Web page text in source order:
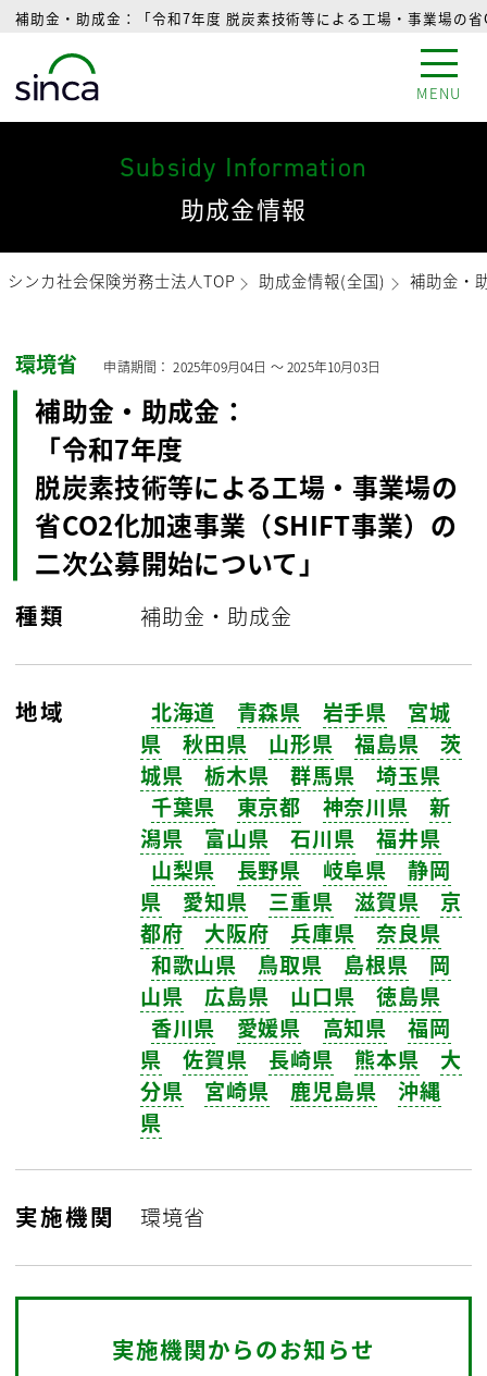
補助金・助成金：「令和7年度 脱炭素技術等による工場・事業場の
MENU
Subsidy Information
助成金情報
シンカ社会保険労務士法人TOP 助成金情報(全国) 補助金・
環境省 申請期間：2025年09月04日 〜2025年10月03日
補助金・助成金：
「令和7年度
脱炭素技術等による工場・事業場の
省CO2化加速事業（SHIFT事業）の
二次公募開始について」
種類 補助金・助成金
地域 北海道 青森県 岩手県
宮城
県
秋田県 山形県 福島県
茨
城県
栃木県 群馬県
埼玉県
千葉県
東京都 神奈川県
新
潟県
富山県 石川県
福井県
山梨県
長野県 岐阜県
静岡
県
愛知県 三重県 滋賀県
京
都府
大阪府 兵庫県
奈良県
和歌山県
鳥取県 島根県
岡
山県
広島県 山口県
徳島県
香川県
愛媛県 高知県
福岡
県
佐賀県 長崎県 熊本県
大
分県
宮崎県 鹿児島県
沖縄
県
実施機関 環境省
実施機関からのお知らせ